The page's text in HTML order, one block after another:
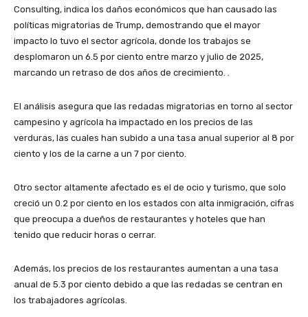
Consulting, indica los daños económicos que han causado las
políticas migratorias de Trump, demostrando que el mayor
impacto lo tuvo el sector agrícola, donde los trabajos se
desplomaron un 6.5 por ciento entre marzo y julio de 2025,
marcando un retraso de dos años de crecimiento. .
El análisis asegura que las redadas migratorias en torno al sector
campesino y agrícola ha impactado en los precios de las
verduras, las cuales han subido a una tasa anual superior al 8 por
ciento y los de la carne a un 7 por ciento.
Otro sector altamente afectado es el de ocio y turismo, que solo
creció un 0.2 por ciento en los estados con alta inmigración, cifras
que preocupa a dueños de restaurantes y hoteles que han
tenido que reducir horas o cerrar.
Además, los precios de los restaurantes aumentan a una tasa
anual de 5.3 por ciento debido a que las redadas se centran en
los trabajadores agrícolas.